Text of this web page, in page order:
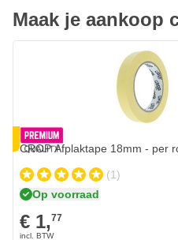
Maak je aankoop
CROP Afplaktape 18mm - per
(1)
Op voorraad
€ 1,77